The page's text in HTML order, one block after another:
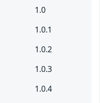
1.0
1.0.1
1.0.2
1.0.3
1.0.4